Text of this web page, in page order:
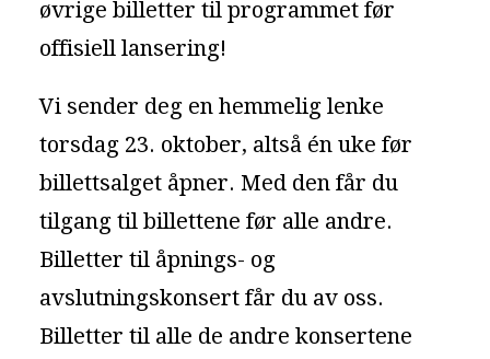
øvrige billetter til programmet før
offisiell lansering!
Vi sender deg en hemmelig lenke
torsdag 23. oktober, altså én uke før
billettsalget åpner. Med den får du
tilgang til billettene før alle andre.
Billetter til åpnings- og
avslutningskonsert får du av oss.
Billetter til alle de andre konsertene